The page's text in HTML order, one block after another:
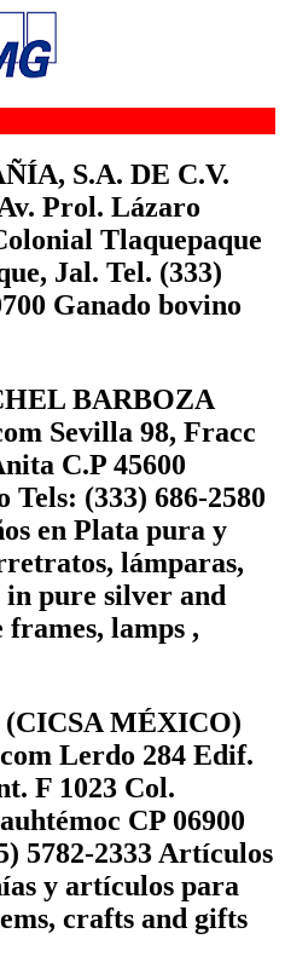
S.A. DE C.V.
Prol. Lázaro
Tlaquepaque
Jal. Tel. (333)
Ganado bovino
BARBOZA
Sevilla 98, Fracc
C.P 45600
(333) 686-2580
en Plata pura y
lámparas,
in pure silver and
lamps ,
(CICSA MÉXICO)
Lerdo 284 Edif.
F 1023 Col.
CP 06900
5782-2333 Artículos
y artículos para
crafts and gifts